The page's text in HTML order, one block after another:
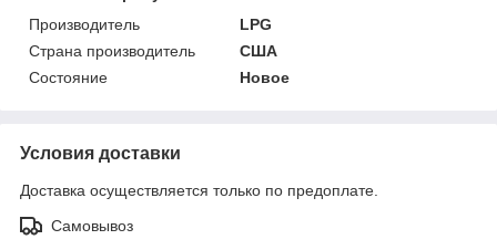
Производитель
LPG
Страна производитель
США
Состояние
Новое
Условия доставки
Доставка осуществляется только по предоплате.
Самовывоз